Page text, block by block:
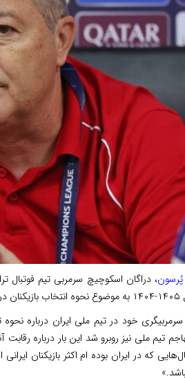
، دراگان اسکوچیچ سرمربی تیم
خود در تیم ملی ایران درباره
تیم ملی نیز روبرو شد این بار درباره رقابت
که در ایران بوده ام اکثر بازیکنان